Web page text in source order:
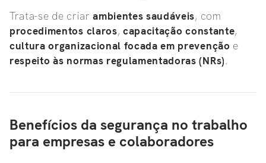
Trata-se de criarambientes saudáveis, com
procedimentos claros, capacitação constante,
cultura organizacional focada em prevenção e
respeito às normas regulamentadoras (NRs).
Benefícios da segurança no trabalho
para empresas e colaboradores